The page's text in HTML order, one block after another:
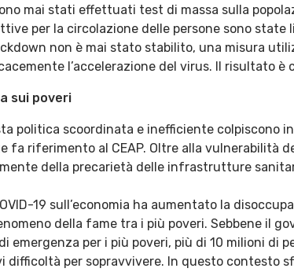
mai stati effettuati test di massa sulla
per la circolazione delle persone sono
non è mai stato stabilito, una misura
l’accelerazione del virus. Il risultato è
sui poveri
politica scoordinata e inefficiente colpiscono
fa riferimento al CEAP. Oltre alla vulnerabilità
della precarietà delle infrastrutture
19 sull’economia ha aumentato la
della fame tra i più poveri. Sebbene il
emergenza per i più poveri, più di 10 milioni di
difficoltà per sopravvivere. In questo contesto